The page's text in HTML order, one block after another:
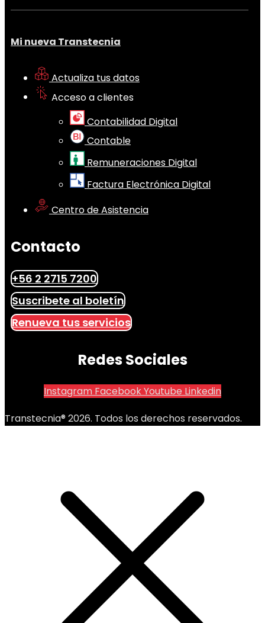
Mi nueva Transtecnia
Actualiza tus datos
Acceso a clientes
Contabilidad Digital
Contable
Remuneraciones Digital
Factura Electrónica Digital
Centro de Asistencia
Contacto
+56 2 2715 7200
Suscribete al boletín
Renueva tus servicios
Redes Sociales
Instagram FacebookYoutube Linkedin
Transtecnia® 2026. Todos los derechos reservados.